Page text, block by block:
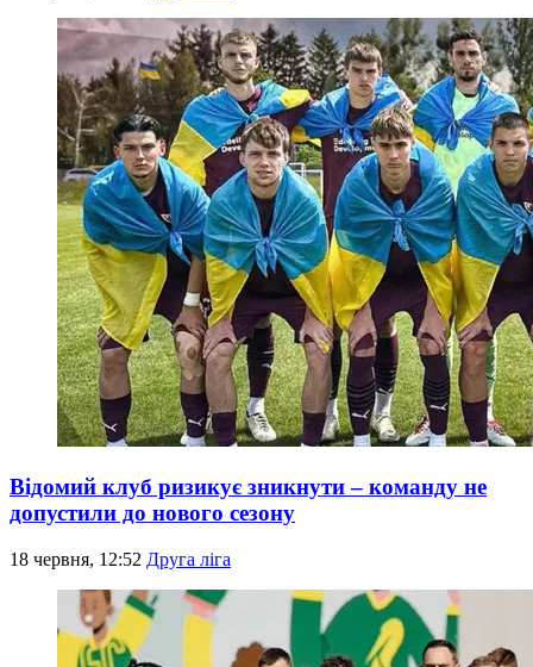
Відомий клуб ризикує зникнути – команду не
допустили до нового сезону
18 червня, 12:52 Друга ліга